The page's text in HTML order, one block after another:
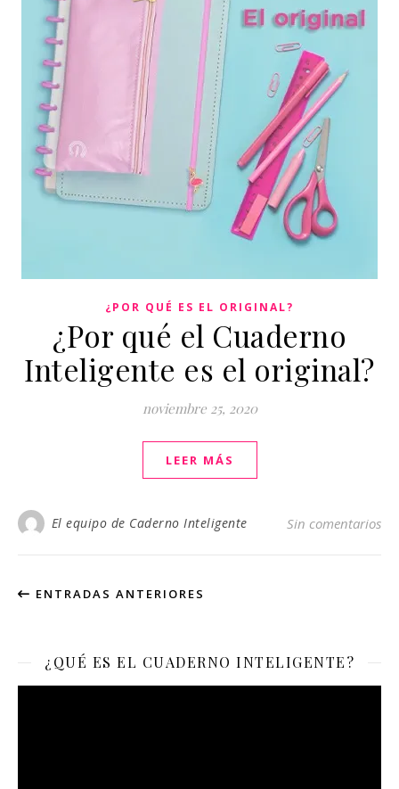
¿POR QUÉ ES EL ORIGINAL?
¿Por qué el Cuaderno
Inteligente es el original?
noviembre 25, 2020
LEER MÁS
El equipo de Caderno Inteligente Sin comentarios
ENTRADAS ANTERIORES
¿QUÉ ES EL CUADERNO INTELIGENTE?